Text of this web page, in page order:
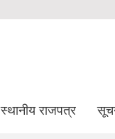
स्थानीय राजपत्र